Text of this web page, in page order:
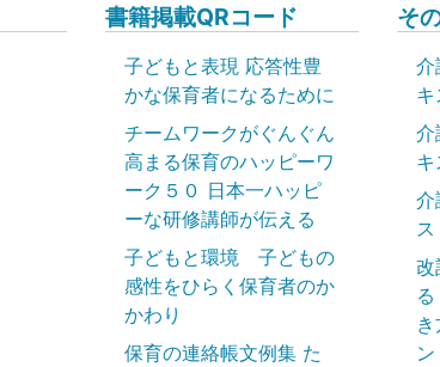
書籍掲載QRコード
子どもと表現 応答性豊
かな保育者になるために
チームワークがぐんぐん
高まる保育のハッピーワ
ーク５０ 日本一ハッピ
ーな研修講師が伝える
子どもと環境 子どもの
感性をひらく保育者のか
かわり
保育の連絡帳文例集 た
そ
介
介
介
改
ン